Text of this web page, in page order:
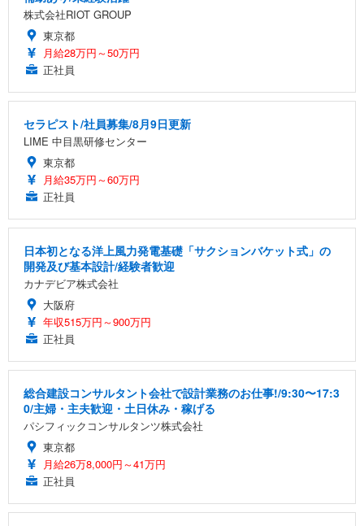
株式会社RIOT GROUP
東京都
月給28万円～50万円
正社員
セラピスト/社員募集/8月9日更新
LIME 中目黒研修センター
東京都
月給35万円～60万円
正社員
日本初となる洋上風力発電基礎「サクションバケット式」の
開発及び基本設計/経験者歓迎
カナデビア株式会社
大阪府
年収515万円～900万円
正社員
総合建設コンサルタント会社で設計業務のお仕事!/9:30〜17:3
0/主婦・主夫歓迎・土日休み・稼げる
パシフィックコンサルタンツ株式会社
東京都
月給26万8,000円～41万円
正社員